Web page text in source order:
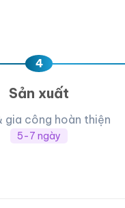
4
Sản xuất
gia công hoàn thiện
5-7 ngày